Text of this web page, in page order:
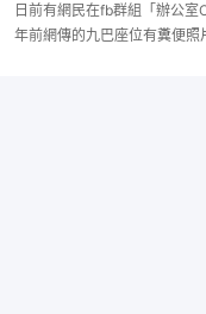
日前有網民在fb群組「辦公
年前網傳的九巴座位有糞便照